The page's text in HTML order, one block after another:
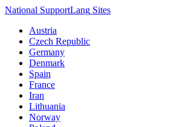
National SupportLang Sites
Austria
Czech Republic
Germany
Denmark
Spain
France
Iran
Lithuania
Norway